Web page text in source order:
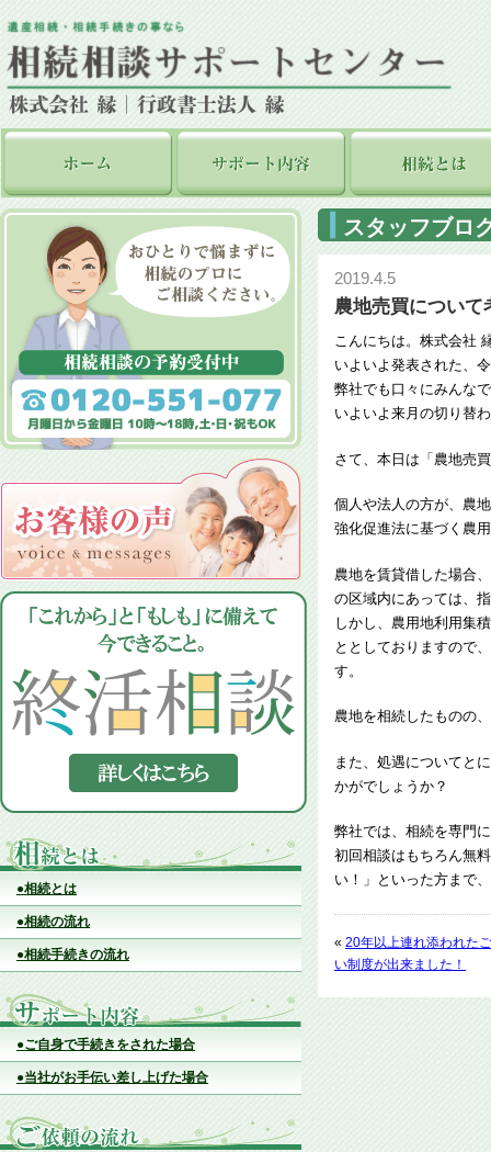
●相続とは
●相続の流れ
●相続手続きの流れ
●ご自身で手続きをされた場合
●当社がお手伝い差し上げた場合
スタッフブロ
2019.4.5
農地売買について
こんにちは。株式会社
いよいよ発表された、
弊社でも口々にみんな
いよいよ来月の切り替
さて、本日は「農地売
個人や法人の方が、農
強化促進法に基づく農
農地を賃貸借した場合
の区域内にあっては、
しかし、農用地利用集
ととしておりますので
す。
農地を相続したものの
また、処遇についてと
かがでしょうか？
弊社では、相続を専門
初回相談はもちろん無
い！」といった方まで
« 20年以上連れ添われた
い制度が出来ました！